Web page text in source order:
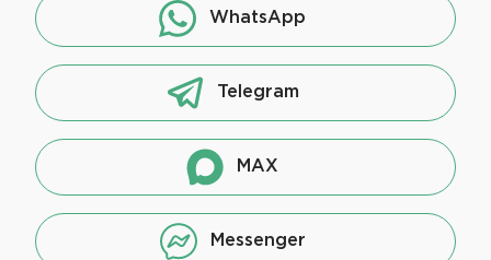
WhatsApp
Telegram
MAX
Messenger